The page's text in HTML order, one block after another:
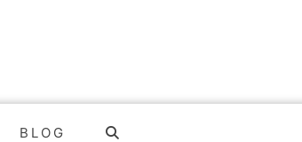
BLOG